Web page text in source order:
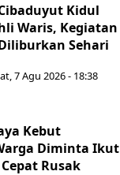
Kidul
Waris, Kegiatan
Sehari
7 Agu 2026 - 18:38
Kebut
Diminta Ikut
Rusak